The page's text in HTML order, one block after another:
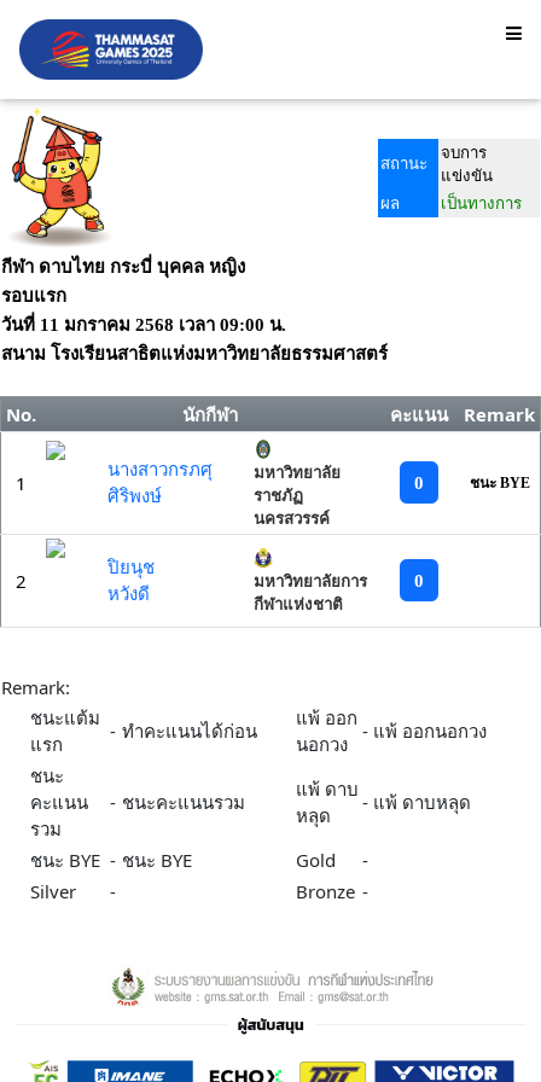
สถานะ
จบการ
แข่งขัน
ผล
เป็นทางการ
กีฬา ดาบไทย กระบี่ บุคคล หญิง
รอบแรก
วันที่ 11 มกราคม 2568 เวลา 09:00 น.
สนาม โรงเรียนสาธิตแห่งมหาวิทยาลัยธรรมศาสตร์
No. นักกีฬา คะแนน Remark
1
นางสาวกรภศุ
ศิริพงษ์
มหาวิทยาลัย
ราชภัฏ
นครสวรรค์
0 ชนะ BYE
2
ปิยนุช
หวังดี
มหาวิทยาลัยการ
กีฬาแห่งชาติ
0
Remark:
ชนะแต้ม
แรก
- ทำคะแนนได้ก่อน
แพ้ ออก
นอกวง
- แพ้ ออกนอกวง
ชนะ
คะแนน
รวม
- ชนะคะแนนรวม
แพ้ ดาบ
หลุด
- แพ้ ดาบหลุด
ชนะ BYE - ชนะ BYE Gold
-
Silver
- Bronze -